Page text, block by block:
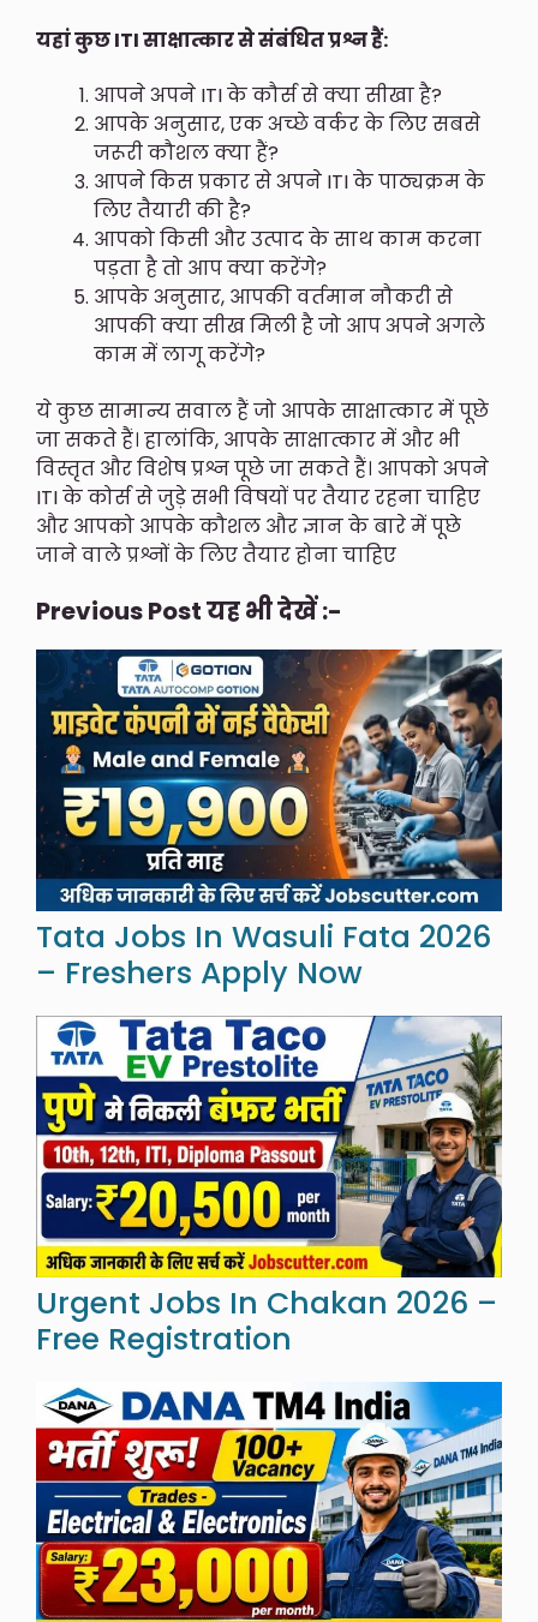
यहां कुछ ITI साक्षात्कार से संबंधित प्रश्न हैं:
आपने अपने ITI के कौर्स से क्या सीखा है?
आपके अनुसार, एक अच्छे वर्कर के लिए सबसे
जरूरी कौशल क्या हैं?
आपने किस प्रकार से अपने ITI के पाठ्यक्रम के
लिए तैयारी की है?
आपको किसी और उत्पाद के साथ काम करना
पड़ता है तो आप क्या करेंगे?
आपके अनुसार, आपकी वर्तमान नौकरी से
आपकी क्या सीख मिली है जो आप अपने अगले
काम में लागू करेंगे?
ये कुछ सामान्य सवाल हैं जो आपके साक्षात्कार में पूछे
जा सकते हैं। हालांकि, आपके साक्षात्कार में और भी
विस्तृत और विशेष प्रश्न पूछे जा सकते हैं। आपको अपने
ITI के कोर्स से जुड़े सभी विषयों पर तैयार रहना चाहिए
और आपको आपके कौशल और ज्ञान के बारे में पूछे
जाने वाले प्रश्नों के लिए तैयार होना चाहिए
Previous Post यह भी देखें :-
Tata Jobs In Wasuli Fata 2026
– Freshers Apply Now
Urgent Jobs In Chakan 2026 –
Free Registration